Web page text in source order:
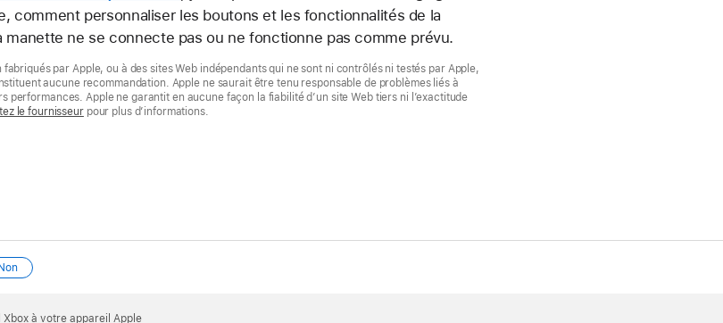
comment personnaliser les boutons et les fonctionnalités de la
manette ne se connecte pas ou ne fonctionne pas comme prévu.
par Apple, ou à des sites Web indépendants qui ne sont ni contrôlés ni testés par Apple,
aucune recommandation. Apple ne saurait être tenu responsable de problèmes liés à
performances. Apple ne garantit en aucune façon la fiabilité d’un site Web tiers ni l’exactitude
le fournisseurpour plus d’informations.
à votre appareil Apple